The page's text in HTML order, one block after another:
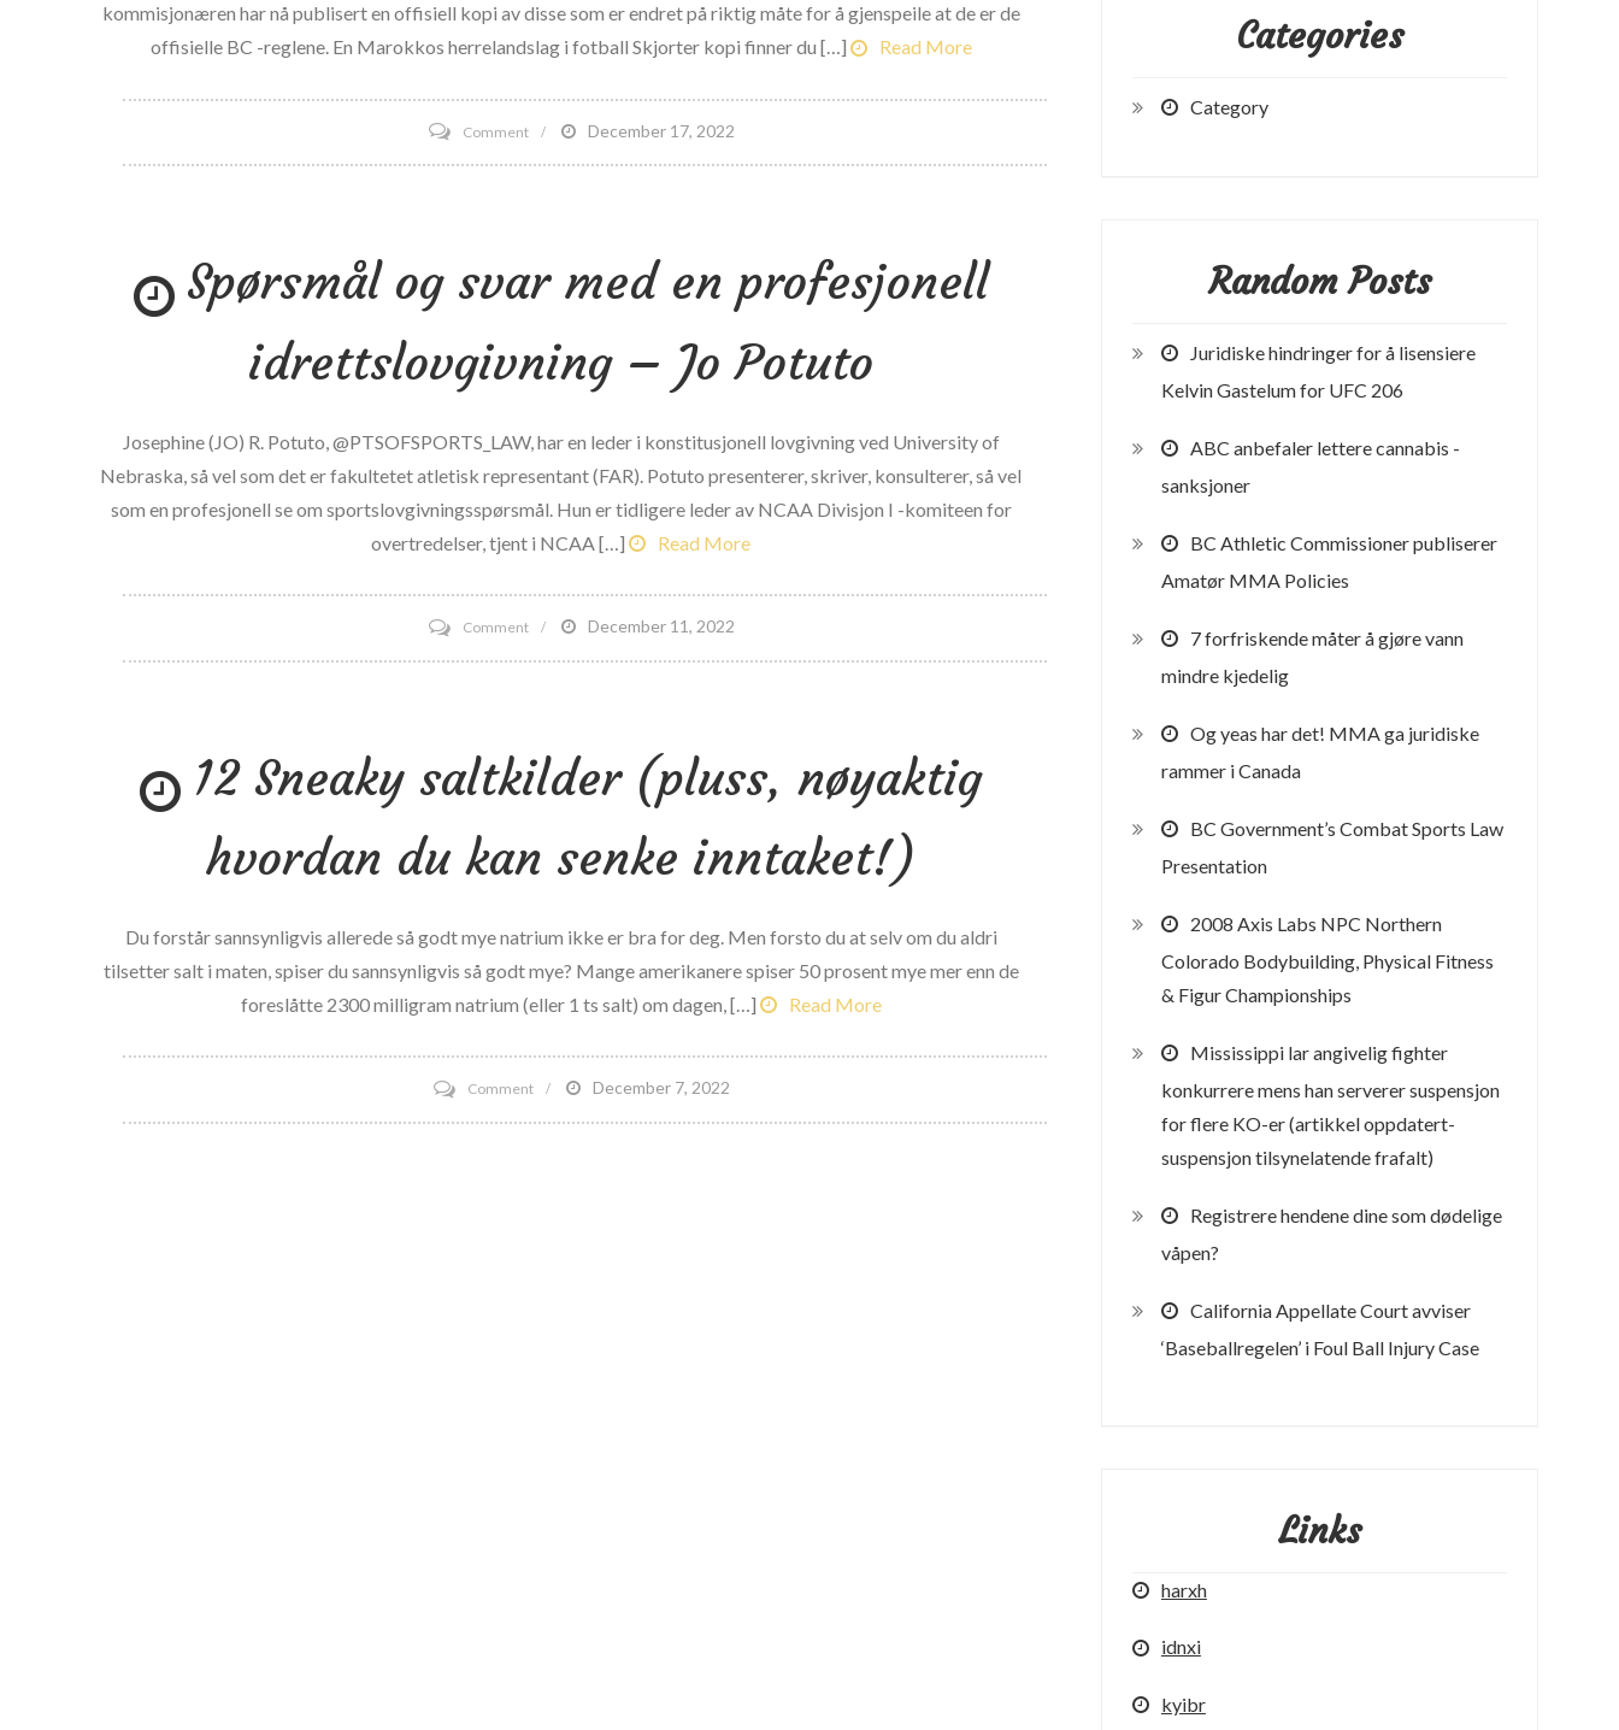
kommisjonæren har nå publisert en offisiell kopi av disse som er endret på riktig måte for å gjenspeile at de er de
offisielle BC -reglene. En Marokkos herrelandslag i fotball Skjorter kopi finner du […]
Read More
Commenton
BC
Amatør
Policies
December 17, 2022
Spørsmål og svar med en profesjonell
idrettslovgivning – Jo Potuto
Josephine (JO) R. Potuto, @PTSOFSPORTS_LAW, har en leder i konstitusjonell lovgivning ved University of
Nebraska, så vel som det er fakultetet atletisk representant (FAR). Potuto presenterer, skriver, konsulterer, så vel
som en profesjonell se om sportslovgivningsspørsmål. Hun er tidligere leder av NCAA Divisjon I -komiteen for
overtredelser, tjent i NCAA […]
Read More
Commenton
Spørsmål
med
en
idrettslovgivning
Jo
Potuto
December 11, 2022
12 Sneaky saltkilder (pluss, nøyaktig
hvordan du kan senke inntaket!)
Du forstår sannsynligvis allerede så godt mye natrium ikke er bra for deg. Men forsto du at selv om du aldri
tilsetter salt i maten, spiser du sannsynligvis så godt mye? Mange amerikanere spiser 50 prosent mye mer enn de
foreslåtte 2300 milligram natrium (eller 1 ts salt) om dagen, […]
Read More
Commenton
12
December 7, 2022
Categories
Category
Random Posts
Juridiske hindringer for å lisensiere
Kelvin Gastelum for UFC 206
ABC anbefaler lettere cannabis -
sanksjoner
BC Athletic Commissioner publiserer
Amatør MMA Policies
7 forfriskende måter å gjøre vann
mindre kjedelig
Og yeas har det! MMA ga juridiske
rammer i Canada
BC Government’s Combat Sports Law
Presentation
2008 Axis Labs NPC Northern
Colorado Bodybuilding, Physical Fitness
& Figur Championships
Mississippi lar angivelig fighter
konkurrere mens han serverer suspensjon
for flere KO-er (artikkel oppdatert-
suspensjon tilsynelatende frafalt)
Registrere hendene dine som dødelige
våpen?
California Appellate Court avviser
‘Baseballregelen’ i Foul Ball Injury Case
Links
harxh
idnxi
kyibr